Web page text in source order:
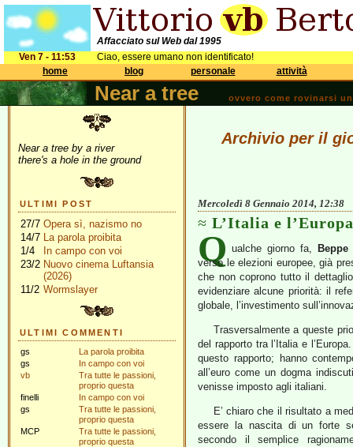
Affacciato sul Web dal 1995
Ven 7 - 11:53
Ciao, essere umano non identificato!
home
blog personale attività
Near a tree ovvero come rovinarsi
Near a tree by a river
there's a hole in the ground
ULTIMI POST
27/7 Opera sì, nazismo no
14/7 La parola proibita
1/4
In campo con voi
23/2 Nuovo cinema Luftansia
(2026)
11/2 Wormslayer
ULTIMI COMMENTI
gs
La parola proibita
gs
In campo con voi
vb
Tra tutte le passioni,
proprio questa
finelli
In campo con voi
gs
Tra tutte le passioni,
proprio questa
MCP
Tra tutte le passioni,
proprio questa
Archivio per il
Mercoledì 8 Gennaio 2014, 12:38
L’Italia e l’Europa
Q ualche giorno fa,
verso le elezioni europee, già
che non coprono tutto il
evidenziare alcune priorità: il
globale, l’investimento
Trasversalmente a queste
del rapporto tra l’Italia e
questo rapporto; hanno
all’euro come un dogma
venisse imposto agli italiani.
E’ chiaro che il risultato a
essere la nascita di un forte
secondo il semplice